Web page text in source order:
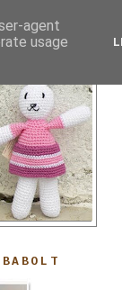
agent
usage